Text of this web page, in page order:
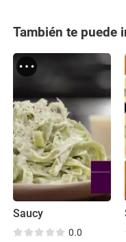
También te puede
Saucy
0.0